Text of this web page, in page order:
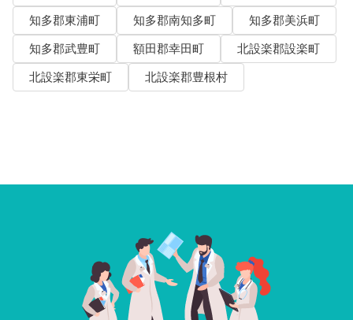
知多郡東浦町
知多郡南知多町
知多郡美浜町
知多郡武豊町
額田郡幸田町
北設楽郡設楽町
北設楽郡東栄町
北設楽郡豊根村